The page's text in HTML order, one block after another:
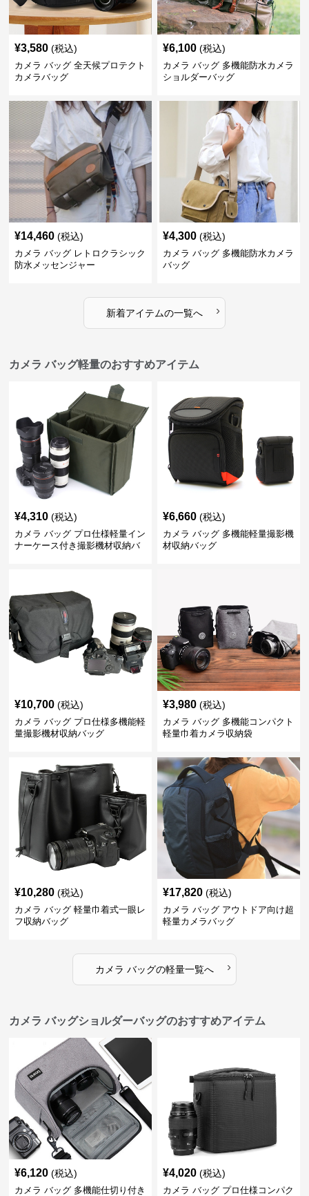
¥3,580 (税込)
カメラ バッグ 全天候プロテクト
カメラバッグ
¥6,100 (税込)
カメラ バッグ 多機能防水カメラ
ショルダーバッグ
¥14,460 (税込)
カメラ バッグ レトロクラシック
防水メッセンジャー
¥4,300 (税込)
カメラ バッグ 多機能防水カメラ
バッグ
新着アイテムの一覧へ ›
カメラ バッグ軽量のおすすめアイテム
¥4,310 (税込)
カメラ バッグ プロ仕様軽量イン
ナーケース付き撮影機材収納バ
¥6,660 (税込)
カメラ バッグ 多機能軽量撮影機
材収納バッグ
¥10,700 (税込)
カメラ バッグ プロ仕様多機能軽
量撮影機材収納バッグ
¥3,980 (税込)
カメラ バッグ 多機能コンパクト
軽量巾着カメラ収納袋
¥10,280 (税込)
カメラ バッグ 軽量巾着式一眼レ
フ収納バッグ
¥17,820 (税込)
カメラ バッグ アウトドア向け超
軽量カメラバッグ
カメラ バッグの軽量一覧へ ›
カメラ バッグショルダーバッグのおすすめアイテム
¥6,120 (税込)
カメラ バッグ 多機能仕切り付き
¥4,020 (税込)
カメラ バッグ プロ仕様コンパク